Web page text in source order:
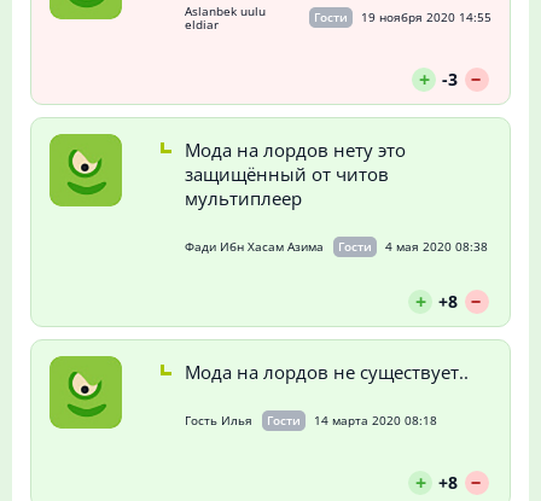
Aslanbek uulu
eldiar Гости 19 ноября 2020 14:55
+ -3 --
Мода на лордов нету это
защищённый от читов
мультиплеер
Фади Ибн Хасам Азима Гости 4 мая 2020 08:38
+ +8 --
Мода на лордов не существует..
Гость Илья Гости 14 марта 2020 08:18
+ +8 --